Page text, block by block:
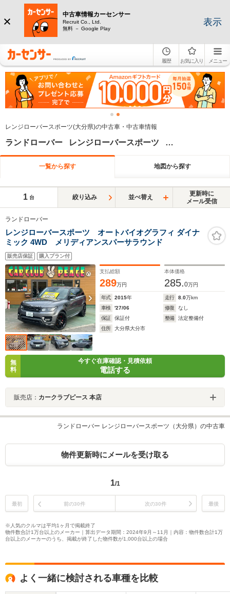
中古車情報カーセンサー
Recruit Co., Ltd.
無料 － Google Play
表示
履歴 お気に入り メニュー
レンジローバースポーツ(大分県)の中古車・中古車情報
ランドローバー レンジローバースポーツ 大分県
一覧から探す 地図から探す
1 台 絞り込み 並べ替え
更新時に
メール受信
ランドローバー
レンジローバースポーツ オートバイオグラフィ ダイナ
ミック 4WD メリディアンスパーサラウンド
販売店保証 購入プラン付
支払総額
289万円
本体価格
285.0万円
年式 2015年 走行 8.0万km
車検
'27/06 修復
なし
保証
保証付 整備
法定整備付
住所
大分県大分市
無
料
今すぐ在庫確認・見積依頼
電話する
販売店： カークラブピース 本店
ランドローバー レンジローバースポーツ（大分県）の中古車
物件更新時にメールを受け取る
1/1
最初 前の30件 次の30件 最後
※人気のクルマは平均1ヶ月で掲載終了
物件数合計1万台以上のメーカー｜算出データ期間：2024年9月～11月｜内容：物件数合計1万
台以上のメーカーのうち、掲載が終了した物件数が1,000台以上の場合
よく一緒に検討される車種を比較